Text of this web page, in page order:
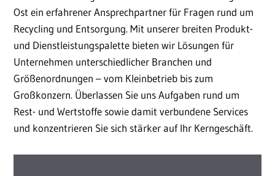
Ost ein erfahrener Ansprechpartner für Fragen rund um
Recycling und Entsorgung. Mit unserer breiten Produkt-
und Dienstleistungspalette bieten wir Lösungen für
Unternehmen unterschiedlicher Branchen und
Größenordnungen – vom Kleinbetrieb bis zum
Großkonzern. Überlassen Sie uns Aufgaben rund um
Rest- und Wertstoffe sowie damit verbundene Services
und konzentrieren Sie sich stärker auf Ihr Kerngeschäft.